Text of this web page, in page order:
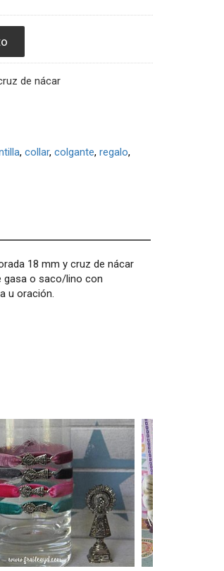
de nácar
collar colgante regalo
18 mm y cruz de nácar
gasa o saco/lino con
u oración.